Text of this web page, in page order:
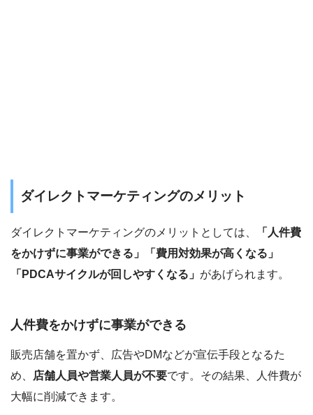
ダイレクトマーケティングのメリット
ダイレクトマーケティングのメリットとしては、
「人件費
をかけずに事業ができる」「費用対効果が高くなる」
「PDCAサイクルが回しやすくなる」 があげられます。
人件費をかけずに事業ができる
販売店舗を置かず、広告やDMなどが宣伝手段となるた
め、
店舗人員や営業人員が不要です。その結果、人件費が
大幅に削減できます。